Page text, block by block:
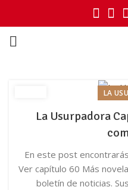
LA
La Usurpadora
En este post
Ver capítulo 60 Más
boletín de noticias.